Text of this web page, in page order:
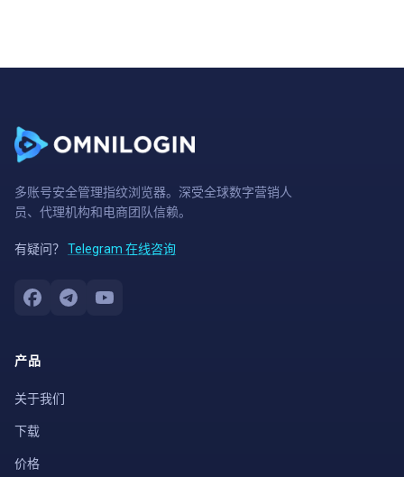
多账号安全管理指纹浏览器。深受全球数字营销人
员、代理机构和电商团队信赖。
有疑问？ Telegram 在线咨询
产品
关于我们
下载
价格